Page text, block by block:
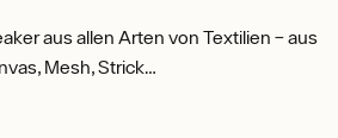
aus allen Arten von Textilien – aus
Mesh, Strick…